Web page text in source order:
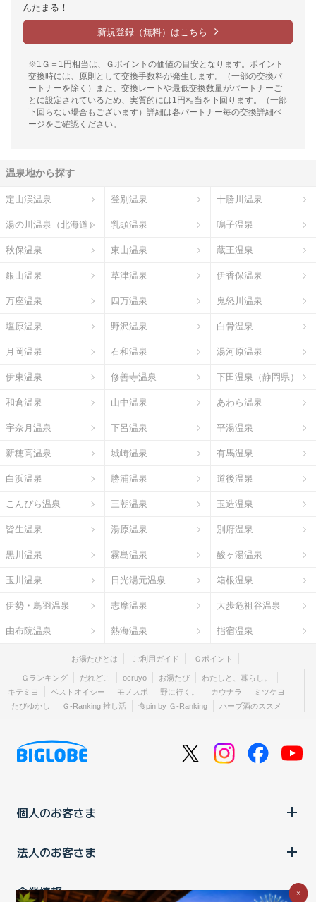
んたまる！
新規登録（無料）はこちら
※1Ｇ＝1円相当は、Ｇポイントの価値の目安となります。ポイント
交換時には、原則として交換手数料が発生します。（一部の交換パ
ートナーを除く）また、交換レートや最低交換数量がパートナーご
とに設定されているため、実質的には1円相当を下回ります。（一部
下回らない場合もございます）詳細は各パートナー毎の交換詳細ペ
ージをご確認ください。
温泉地から探す
定山渓温泉 登別温泉 十勝川温泉
湯の川温泉（北海道） 乳頭温泉 鳴子温泉
秋保温泉 東山温泉 蔵王温泉
銀山温泉 草津温泉 伊香保温泉
万座温泉 四万温泉 鬼怒川温泉
塩原温泉 野沢温泉 白骨温泉
月岡温泉 石和温泉 湯河原温泉
伊東温泉 修善寺温泉 下田温泉（静岡県）
和倉温泉 山中温泉 あわら温泉
宇奈月温泉 下呂温泉 平湯温泉
新穂高温泉 城崎温泉 有馬温泉
白浜温泉 勝浦温泉 道後温泉
こんぴら温泉 三朝温泉 玉造温泉
皆生温泉 湯原温泉 別府温泉
黒川温泉 霧島温泉 酸ヶ湯温泉
玉川温泉 日光湯元温泉 箱根温泉
伊勢・鳥羽温泉 志摩温泉 大歩危祖谷温泉
由布院温泉 熱海温泉 指宿温泉
お湯たびとは ご利用ガイド Ｇポイント
Ｇランキング だれどこ ocruyo お湯たび
わたしと、暮らし。
キテミヨ
ベストオイシー モノスポ 野に行く。 カウナラ
ミツケヨ
たびゆかし
Ｇ-Ranking 推し活 食pin by Ｇ-Ranking ハーブ酒のススメ
個人のお客さま
法人のお客さま
企業情報 ×